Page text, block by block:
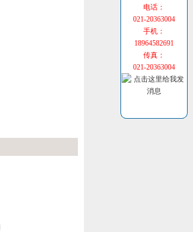
电话：
021-20363004
手机：
18964582691
传真：
021-20363004